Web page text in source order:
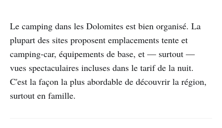
Le camping dans les Dolomites est bien organisé. La
plupart des sites proposent emplacements tente et
camping-car, équipements de base, et — surtout —
vues spectaculaires incluses dans le tarif de la nuit.
C'est la façon la plus abordable de découvrir la région,
surtout en famille.